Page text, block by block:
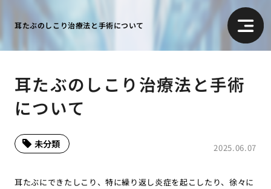
耳たぶのしこり治療法と手術について
耳たぶのしこり治療法と手術
について
2025.06.07
未分類
耳たぶにできたしこり、特に繰り返し炎症を起こしたり、徐々に